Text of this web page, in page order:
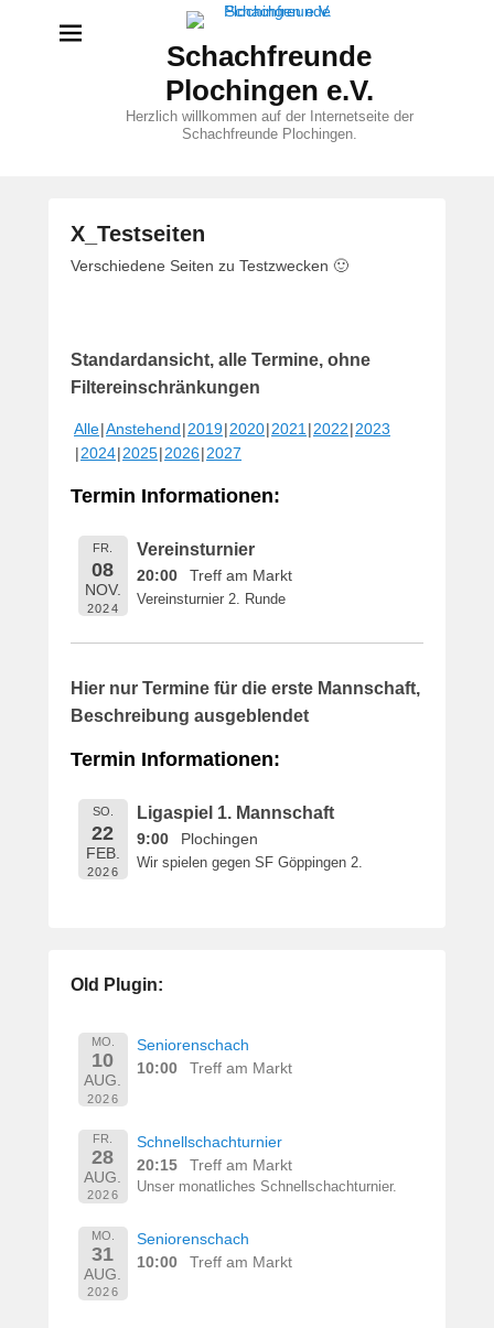
Schachfreunde
Plochingen e.V.
Herzlich willkommen auf der Internetseite der
Schachfreunde Plochingen.
X_Testseiten
V
f
f
n
6
M
a
e
Verschiedene Seiten zu Testzwecken 🙂
Standardansicht, alle Termine, ohne
Filtereinschränkungen
Alle Anstehend 2019 2020 2021 2022 2023
2024 2025 2026 2027
Termin Informationen:
FR.
08
NOV.
2024
Vereinsturnier
20:00 Treff am Markt
Vereinsturnier 2. Runde
Hier nur Termine für die erste Mannschaft,
Beschreibung ausgeblendet
Termin Informationen:
SO.
22
FEB.
2026
Ligaspiel 1. Mannschaft
9:00 Plochingen
Wir spielen gegen SF Göppingen 2.
Old Plugin:
MO.
10
AUG.
2026
Seniorenschach
10:00
Treff am Markt
FR.
28
AUG.
2026
Schnellschachturnier
20:15
Treff am Markt
Unser monatliches Schnellschachturnier.
MO.
31
AUG.
2026
Seniorenschach
10:00
Treff am Markt